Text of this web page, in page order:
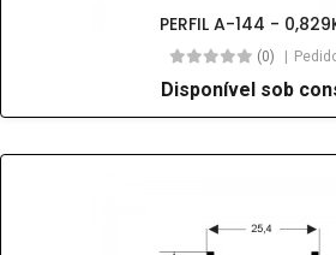
PERFIL A-144 -
(0)
Disponível sob